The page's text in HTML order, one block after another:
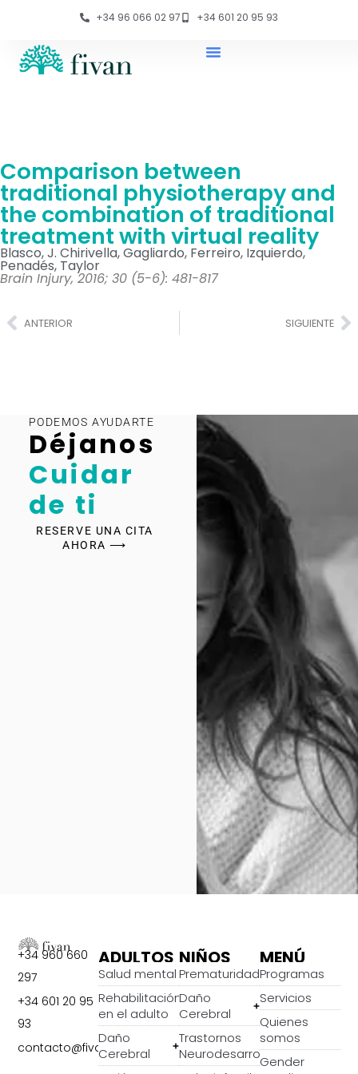
+34 96 066 02 97 +34 601 20 95 93
Comparison between
traditional physiotherapy and
the combination of traditional
treatment with virtual reality
Blasco, J. Chirivella, Gagliardo, Ferreiro, Izquierdo,
Penadés, Taylor
Brain Injury, 2016; 30 (5-6): 481-817
ANTERIOR SIGUIENTE
PODEMOS AYUDARTE
Déjanos
Cuidar
de ti
RESERVE UNA CITA
AHORA ⟶
+34 960 660
297
+34 601 20 95
93
contacto@fivan.org
ADULTOS
Salud mental
Rehabilitación
en el adulto
Daño
Cerebral
NIÑOS
Prematuridad
Daño
Cerebral
Trastornos
Neurodesarrollo
MENÚ
Programas
Servicios
Quienes
somos
Gender